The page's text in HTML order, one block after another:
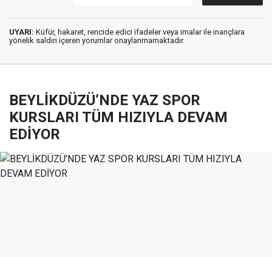
UYARI: Küfür, hakaret, rencide edici ifadeler veya imalar ile inançlara
yönelik saldırı içeren yorumlar onaylanmamaktadır.
BEYLİKDÜZÜ’NDE YAZ SPOR
KURSLARI TÜM HIZIYLA DEVAM
EDİYOR